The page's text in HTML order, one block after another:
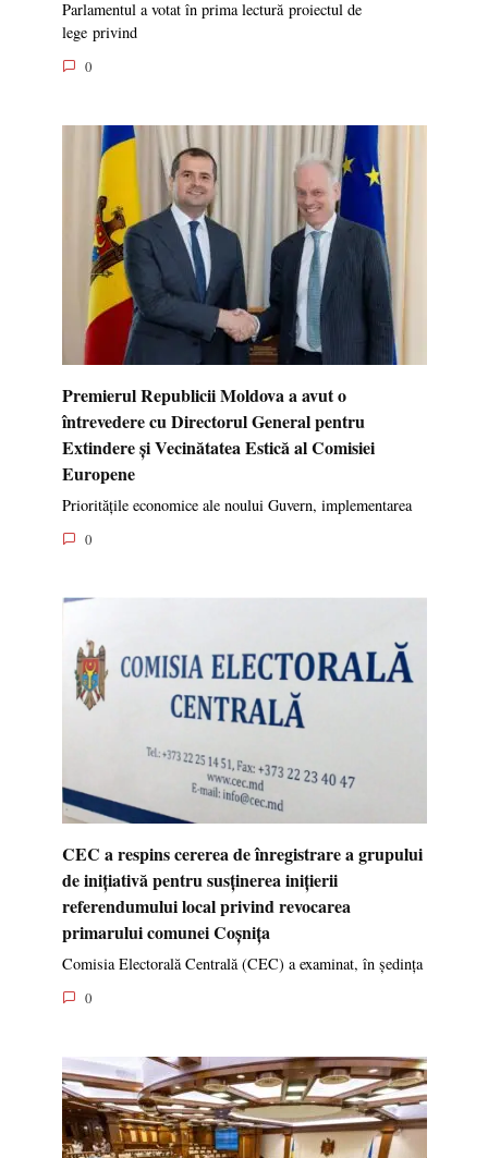
Parlamentul a votat în prima lectură proiectul de
lege privind
0
Premierul Republicii Moldova a avut o
întrevedere cu Directorul General pentru
Extindere și Vecinătatea Estică al Comisiei
Europene
Prioritățile economice ale noului Guvern, implementarea
0
CEC a respins cererea de înregistrare a grupului
de inițiativă pentru susținerea inițierii
referendumului local privind revocarea
primarului comunei Coșnița
Comisia Electorală Centrală (CEC) a examinat, în ședința
0